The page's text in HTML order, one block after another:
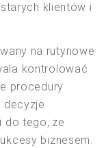
klientów i
na rutynowe
kontrolować
procedury
decyzje
do tego, że
biznesem.